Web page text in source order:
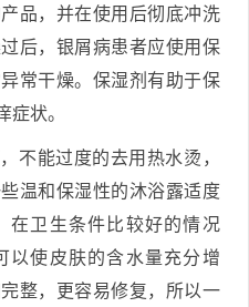
品，并在使用后彻底冲洗
后，银屑病患者应使用保
常干燥。保湿剂有助于保
症状。
不能过度的去用热水烫，
温和保湿性的沐浴露适度
在卫生条件比较好的情况
以使皮肤的含水量充分增
整，更容易修复，所以一